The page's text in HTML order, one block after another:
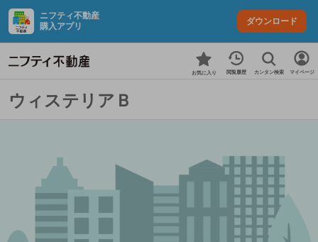
ニフティ不動産
購入アプリ
ダウンロード
お気に入り 閲覧履歴 カンタン検索 マイページ
ウィステリアＢ